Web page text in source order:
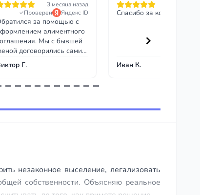
3 месяца назад
Проверен
Яндекс ID
за помощью с
алиментного
Мы с бывшей
договорились сами,
хотели зафиксировать
юридически, чтобы
составил
у нотариуса.
к приставам без суда.
Г.
Спасибо за
Иван К.
незаконное выселение, легализовать
собственности. Объясняю реальное